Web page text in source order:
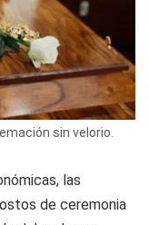
sin velorio.
las
de ceremonia